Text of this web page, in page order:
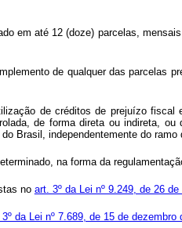
em até 12 (doze) parcelas,
de qualquer das parcelas
de créditos de prejuízo
de forma direta ou indireta,
Brasil, independentemente do ramo
na forma da
no art. 3º da Lei nº 9.249, de 26
da Lei nº 7.689, de 15 de dezembro